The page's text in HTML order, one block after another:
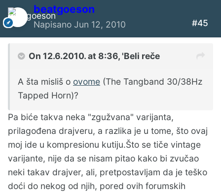
beatgoeson
Napisano Jun 12, 2010 #45
On 12.6.2010. at 8:36, 'Beli reče
A šta misliš o ovome (The Tangband 30/38Hz
Tapped Horn)?
Pa biće takva neka "zgužvana" varijanta,
prilagođena drajveru, a razlika je u tome, što ovaj
moj ide u kompresionu kutiju.Što se tiče vintage
varijante, nije da se nisam pitao kako bi zvučao
neki takav drajver, ali, pretpostavljam da je teško
doći do nekog od njih, pored ovih forumskih